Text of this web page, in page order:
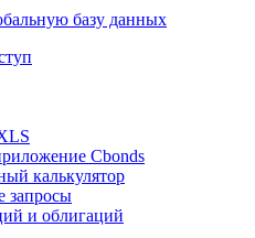
базу данных
Cbonds
калькулятор
запросы
и облигаций